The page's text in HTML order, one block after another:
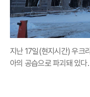
지난 17일(현지시간) 우크
아의 공습으로 파괴돼 있